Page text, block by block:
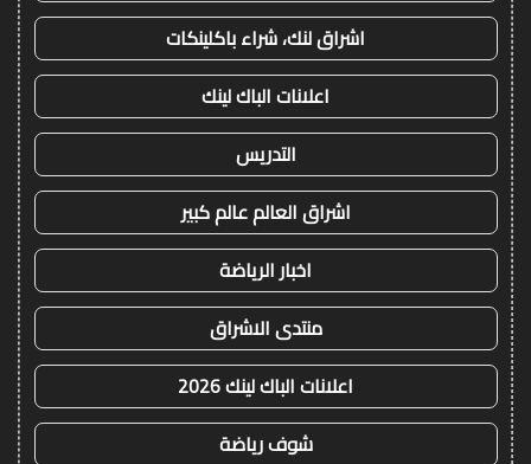
اشراق لنك، شراء باكلينكات
اعلانات الباك لينك
التدريس
اشراق العالم عالم كبير
اخبار الرياضة
منتدى الاشراق
اعلانات الباك لينك 2026
شوف رياضة